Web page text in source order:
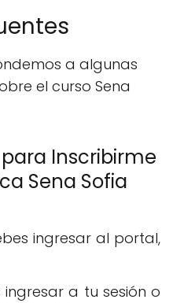
a algunas
el curso Sena
Inscribirme
Sena Sofia
ingresar al portal,
ingresar a tu sesión o